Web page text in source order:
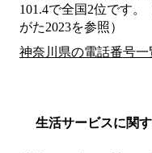
101.4で全国2位です
がた2023を参照）
神奈川県の電話番号一
生活サービスに関